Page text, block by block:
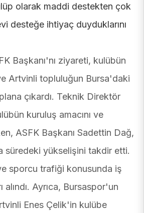
olarak maddi destekten çok
desteğe ihtiyaç duyduklarını
Başkanı'nı ziyareti, kulübün
Artvinli topluluğun Bursa'daki
çıkardı. Teknik Direktör
kuruluş amacını ve
ASFK Başkanı Sadettin Dağ,
süredeki yükselişini takdir etti.
sporcu trafiği konusunda iş
alındı. Ayrıca, Bursaspor'un
Enes Çelik'in kulübe